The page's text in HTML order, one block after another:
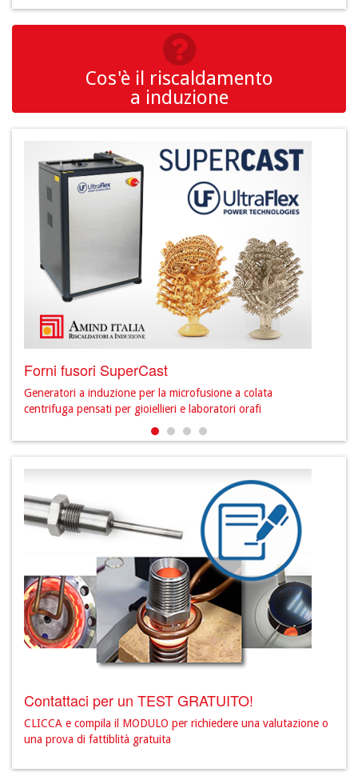
Cos'è il riscaldamento
a induzione
Forni fusori SuperCast
Generatori a induzione per la microfusione a colata
centrifuga pensati per gioiellieri e laboratori orafi
Contattaci per un TEST GRATUITO!
CLICCA e compila il MODULO per richiedere una valutazione o
una prova di fattiblità gratuita